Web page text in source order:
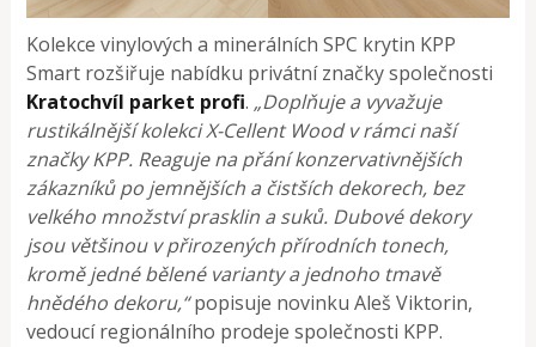
Kolekce vinylových a minerálních SPC krytin KPP
Smart rozšiřuje nabídku privátní značky společnosti
Kratochvíl parket profi. „Doplňuje a vyvažuje
rustikálnější kolekci X-Cellent Wood v rámci naší
značky KPP. Reaguje na přání konzervativnějších
zákazníků po jemnějších a čistších dekorech, bez
velkého množství prasklin a suků. Dubové dekory
jsou většinou v přirozených přírodních tonech,
kromě jedné bělené varianty a jednoho tmavě
hnědého dekoru,“popisuje novinku Aleš Viktorin,
vedoucí regionálního prodeje společnosti KPP.